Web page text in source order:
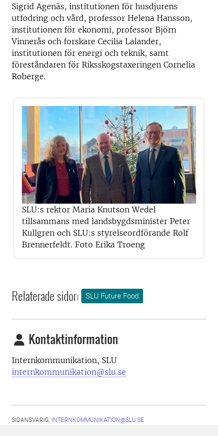
Sigrid Agenäs, institutionen för husdjurens
utfodring och vård, professor Helena Hansson,
institutionen för ekonomi, professor Björn
Vinnerås och forskare Cecilia Lalander,
institutionen för energi och teknik, samt
föreståndaren för Riksskogstaxeringen Cornelia
Roberge.
SLU:s rektor Maria Knutson Wedel
tillsammans med landsbygdsminister Peter
Kullgren och SLU:s styrelseordförande Rolf
Brennerfeldt. Foto Erika Troeng
Relaterade sidor: SLU Future Food
Kontaktinformation
Internkommunikation, SLU
internkommunikation@slu.se
SIDANSVARIG: INTERNKOMMUNIKATION@SLU.SE